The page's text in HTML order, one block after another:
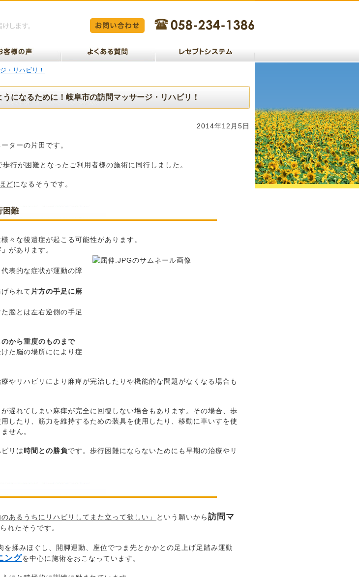
・リハビリ！
うになるために！岐阜市の訪問マッサージ・リハビリ！
2014年12月5日
ターの片田です。
歩行が困難となったご利用者様の施術に同行しました。
どになるそうです。
困難
々な後遺症が起こる可能性があります。
があります。
表的な症状が運動の障
られて片方の手足に麻
脳とは左右逆側の手足
から重度のものまで
た脳の場所ににより症
やリハビリにより麻痺が完治したりや機能的な問題がなくなる場合も
遅れてしまい麻痺が完全に回復しない場合もあります。その場合、歩
したり、筋力を維持するための装具を使用したり、移動に車いすを使
せん。
リは時間との勝負です。歩行困難にならないためにも早期の治療やリ
のあるうちにリハビリしてまた立って欲しい」 という願いから訪問マ
れたそうです。
を揉みほぐし、開脚運動、座位でつま先とかかとの足上げ足踏み運動
ングを中心に施術をおこなっています。